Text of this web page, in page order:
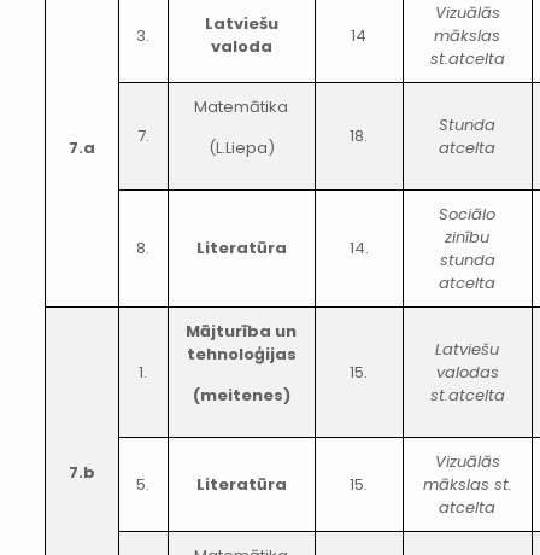
7.a
3.
Latviešu
valoda
14
Vizuālās
mākslas
st.atcelta
7.
Matemātika
(L.Liepa)
18.
Stunda
atcelta
8. Literatūra 14.
Sociālo
zinību
stunda
atcelta
7.b
1.
Mājturība un
tehnoloģijas
(meitenes)
15.
Latviešu
valodas
st.atcelta
5. Literatūra 15.
Vizuālās
mākslas st.
atcelta